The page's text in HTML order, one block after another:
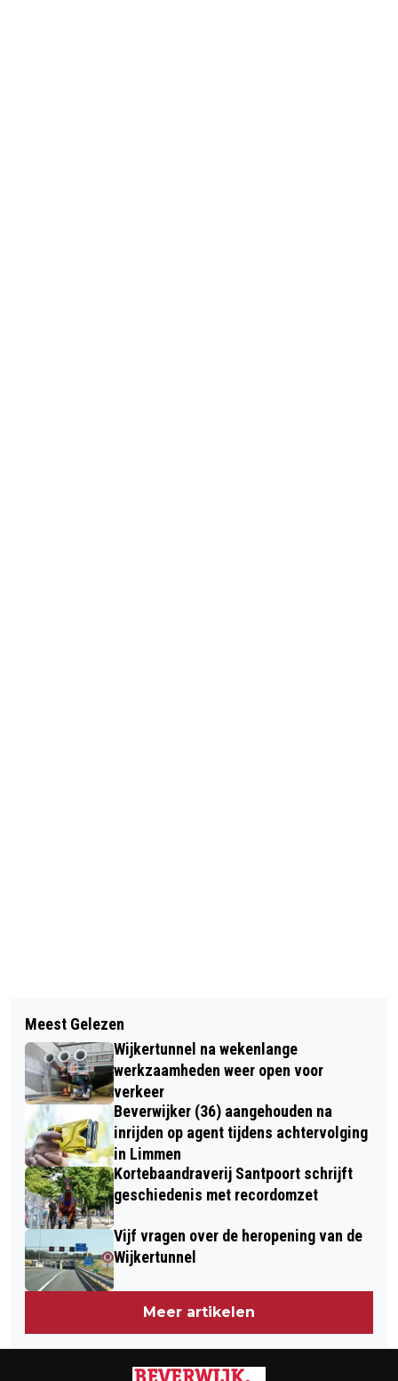
HANS KLOK ONTHULT GERENOVEERDE
WINKELHAL OP BEVERWIJKSE
BAZAAR
DANCE VALLEY 2025 VIERT
OVERTUIGEND 30-JARIG JUBILEUM
Meest Gelezen
Wijkertunnel na wekenlange
werkzaamheden weer open voor
verkeer
Beverwijker (36) aangehouden na
inrijden op agent tijdens achtervolging
in Limmen
Kortebaandraverij Santpoort schrijft
geschiedenis met recordomzet
Vijf vragen over de heropening van de
Wijkertunnel
Meer artikelen